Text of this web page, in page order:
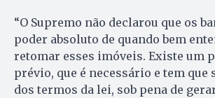
“O Supremo não declarou que os
poder absoluto de quando bem
retomar esses imóveis. Existe um
prévio, que é necessário e tem que
dos termos da lei, sob pena de